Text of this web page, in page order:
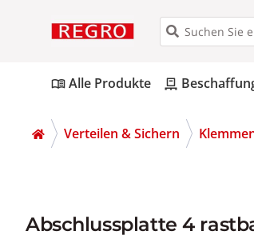
menu_bookAlle Produkte pallet
Verteilen & Sichern
Abschlussplatte 4